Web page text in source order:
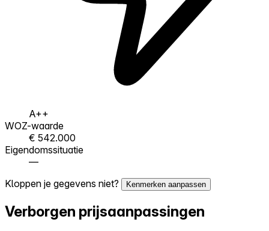
A++
WOZ-waarde
€ 542.000
Eigendomssituatie
—
Kloppen je gegevens niet?
Kenmerken aanpassen
Verborgen prijsaanpassingen